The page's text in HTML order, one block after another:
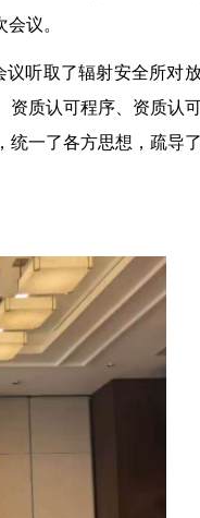
议。
议听取了辐射安全所对
资质认可程序、资质认
统一了各方思想，疏导